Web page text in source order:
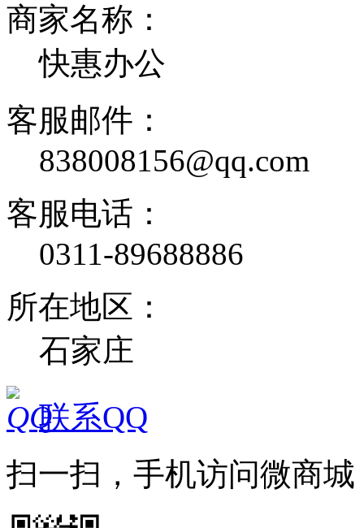
商家名称：
快惠办公
客服邮件：
838008156@qq.com
客服电话：
0311-89688886
所在地区：
石家庄
联系QQ
扫一扫，手机访问微商城